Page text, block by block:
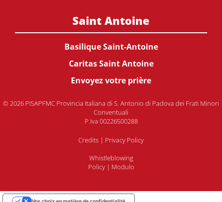
Saint Antoine
Basilique Saint-Antoine
Caritas Saint Antoine
Envoyez votre prière
© 2026 PISAPFMC Provincia Italiana di S. Antonio di Padova dei Frati Minori
Conventuali
P.Iva 00226500288
Credits | Privacy Policy
Whistleblowing
Policy| Modulo